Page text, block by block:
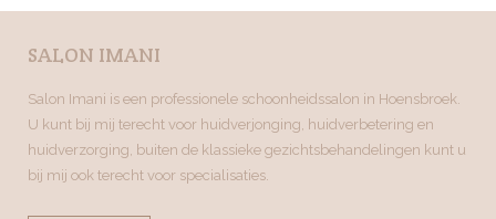
SALON IMANI
Salon Imani is een professionele schoonheidssalon in Hoensbroek.
U kunt bij mij terecht voor huidverjonging, huidverbetering en
huidverzorging, buiten de klassieke gezichtsbehandelingen kunt u
bij mij ook terecht voor specialisaties.